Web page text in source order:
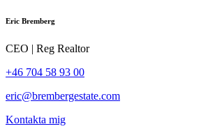
Eric Bremberg
CEO | Reg Realtor
+46 704 58 93 00
eric@brembergestate.com
Kontakta mig